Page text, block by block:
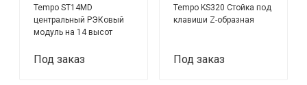
Tempo ST14MD
центральный РЭКовый
модуль на 14 высот
Под заказ
Tempo KS320 Стойка под
клавиши Z-образная
Под заказ